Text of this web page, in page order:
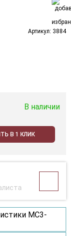
Артикул: 3884
В наличии
В 1 КЛИК
MC3-